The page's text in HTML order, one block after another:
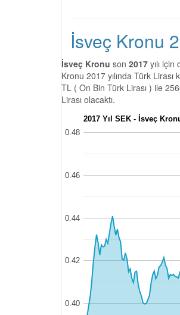
İsveç Kronu
İsveç Kronu son 2017 yılı
Kronu 2017 yılında Türk Lirası
TL ( On Bin Türk Lirası ) ile
Lirası olacaktı.
2017 Yıl SEK - İsveç
0.40
0.42
0.44
0.46
0.48